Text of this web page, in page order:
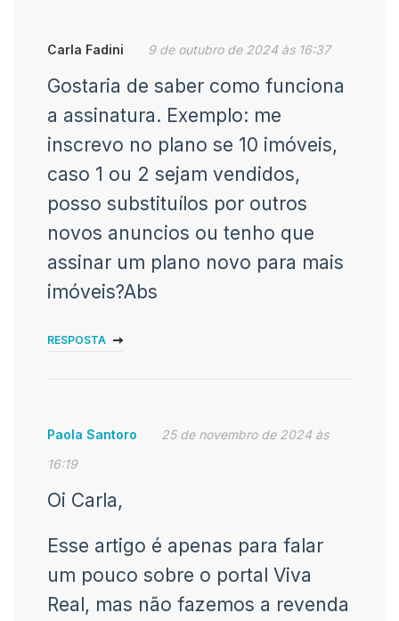
Carla Fadini 9 de outubro de 2024 às 16:37
Gostaria de saber como funciona
a assinatura. Exemplo: me
inscrevo no plano se 10 imóveis,
caso 1 ou 2 sejam vendidos,
posso substituílos por outros
novos anuncios ou tenho que
assinar um plano novo para mais
imóveis?Abs
RESPOSTA
Paola Santoro
25 de novembro de 2024 às
16:19
Oi Carla,
Esse artigo é apenas para falar
um pouco sobre o portal Viva
Real, mas não fazemos a revenda